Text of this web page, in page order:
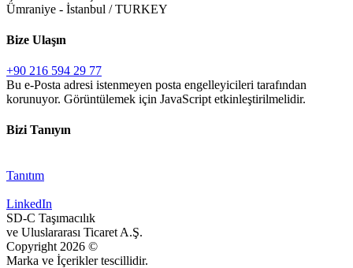
Ümraniye - İstanbul / TURKEY
Bize Ulaşın
+90 216 594 29 77
Bu e-Posta adresi istenmeyen posta engelleyicileri tarafından
korunuyor. Görüntülemek için JavaScript etkinleştirilmelidir.
Bizi Tanıyın
Tanıtım
LinkedIn
SD-C Taşımacılık
ve Uluslararası Ticaret A.Ş.
Copyright 2026 ©
Marka ve İçerikler tescillidir.